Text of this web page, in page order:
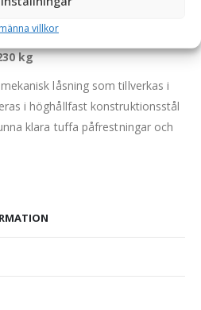
villkor
S1/B20 (redskapssida),
kg
låsning som tillverkas i
i höghållfast konstruktionsstål
klara tuffa påfrestningar och